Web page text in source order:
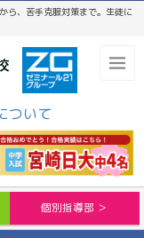
ら、苦手克服対策まで。生徒に
ついて
個別指導部 ＞